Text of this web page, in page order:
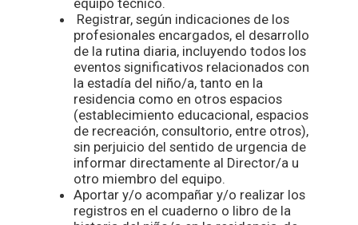
Registrar, según indicaciones de los
profesionales encargados, el desarrollo
de la rutina diaria, incluyendo todos los
eventos significativos relacionados con
la estadía del niño/a, tanto en la
residencia como en otros espacios
(establecimiento educacional, espacios
de recreación, consultorio, entre otros),
sin perjuicio del sentido de urgencia de
informar directamente al Director/a u
otro miembro del equipo.
Aportar y/o acompañar y/o realizar los
registros en el cuaderno o libro de la